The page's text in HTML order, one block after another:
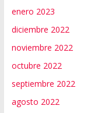
enero 2023
diciembre 2022
noviembre 2022
octubre 2022
septiembre 2022
agosto 2022